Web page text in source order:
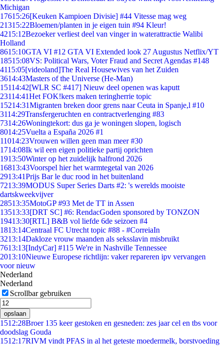
Michigan
17615:26[Keuken Kampioen Divisie] #44 Vitesse mag weg
21315:22Bloemen/planten in je eigen tuin #94 Kleur!
4215:12Bezoeker verliest deel van vinger in waterattractie Walibi
Holland
8615:10GTA VI #12 GTA VI Extended look 27 Augustus Netflix/YT
18515:08VS: Political Wars, Voter Fraud and Secret Agendas #148
4115:05[videoland]The Real Housewives van het Zuiden
3614:43Masters of the Universe (He-Man)
15114:42[WLR SC #417] Nieuw deel openen was kaputt
23114:41Het FOK!kers maken teringherrie topic
15214:31Migranten breken door grens naar Ceuta in Spanje,l #10
3114:29Transfergeruchten en contractverlenging #83
7314:26Woningtekort: dus ga je woningen slopen, logisch
8014:25Vuelta a España 2026 #1
11014:23Vrouwen willen geen man meer #30
1714:08Ik wil een eigen politieke partij oprichten
1913:50Winter op het zuidelijk halfrond 2026
16813:43Voorspel hier het warmtegetal van 2026
2913:41Prijs Bar le duc rood in het buitenland
7213:39MODUS Super Series Darts #2: 's werelds mooiste
dartskweekvijver
28513:35MotoGP #93 Met de TT in Assen
13513:33[DRT SC] #6: RendacGoden sponsored by TONZON
19413:30[RTL] B&B vol liefde 6de seizoen #4
1813:14Centraal FC Utrecht topic #88 - #CorreiaIn
3213:14Dakloze vrouw maanden als seksslavin misbruikt
7613:13[IndyCar] #115 We're in Nashville Tennessee
2013:10Nieuwe Europese richtlijn: vaker repareren ipv vervangen
voor nieuw
Nederland
Nederland
Scrollbar gebruiken
opslaan
1512:28Broer 135 keer gestoken en gesneden: zes jaar cel en tbs voor
doodslag Gouda
1512:17RIVM vindt PFAS in al het geteste moedermelk, borstvoeding